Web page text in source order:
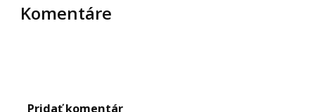
Komentáre
Pridať komentár